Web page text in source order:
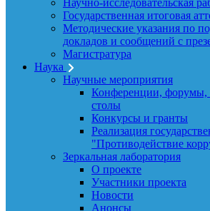
Научно-исследовательская
Государственная итоговая
Методические указания по
докладов и сообщений с
Магистратура
Наука
Научные мероприятия
Конференции, форумы,
столы
Конкурсы и гранты
Реализация
"Противодействие
Зеркальная лаборатория
О проекте
Участники проекта
Новости
Анонсы